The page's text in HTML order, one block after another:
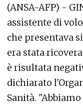
(ANSA-AFP) -
assistente di
che presentava
era stata
è risultata
dichiarato
Sanità.